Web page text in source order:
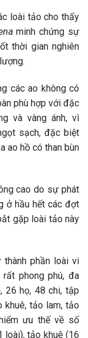
loài tảo cho thấy
minh chứng sự
thời gian nghiên
các ao không có
phù hợp với đặc
và vàng ánh, vì
sạch, đặc biệt
ao hồ có than bùn
cao do sự phát
ở hầu hết các đợt
gặp loài tảo này
thành phần loài vi
phong phú, đa
26 họ, 48 chi, tập
khuê, tảo lam, tảo
ưu thế về số
loài), tảo khuê (16